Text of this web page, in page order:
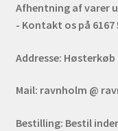
Afhentning af varer
- Kontakt os på 6167
Addresse: Høsterkøb
Mail: ravnholm @
Bestilling: Bestil